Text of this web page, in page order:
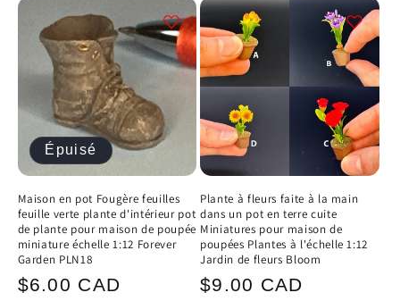
Épuisé
Maison en pot Fougère feuilles
feuille verte plante d'intérieur pot
de plante pour maison de poupée
miniature échelle 1:12 Forever
Garden PLN18
Prix
$6.00 CAD
Plante à fleurs faite à la main
dans un pot en terre cuite
Miniatures pour maison de
poupées Plantes à l'échelle 1:12
Jardin de fleurs Bloom
Prix
$9.00 CAD